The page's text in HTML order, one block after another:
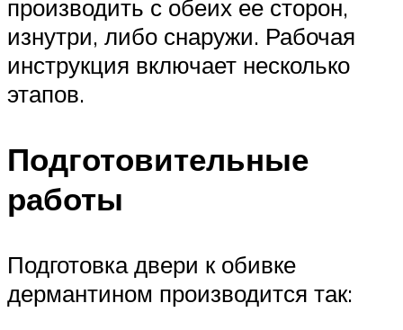
производить с обеих ее сторон,
изнутри, либо снаружи. Рабочая
инструкция включает несколько
этапов.
Подготовительные
работы
Подготовка двери к обивке
дермантином производится так: